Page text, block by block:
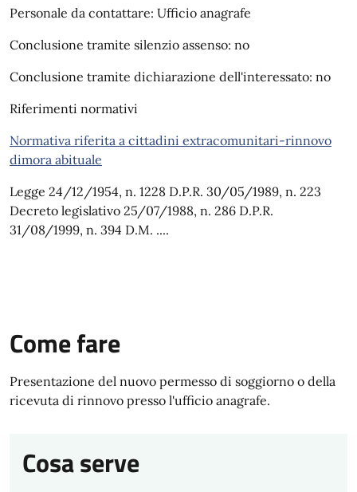
Personale da contattare: Ufficio anagrafe
Conclusione tramite silenzio assenso: no
Conclusione tramite dichiarazione dell'interessato: no
Riferimenti normativi
Normativa riferita a cittadini extracomunitari-rinnovo
dimora abituale
Legge 24/12/1954, n. 1228 D.P.R. 30/05/1989, n. 223
Decreto legislativo 25/07/1988, n. 286 D.P.R.
31/08/1999, n. 394 D.M. ....
Come fare
Presentazione del nuovo permesso di soggiorno o della
ricevuta di rinnovo presso l'ufficio anagrafe.
Cosa serve